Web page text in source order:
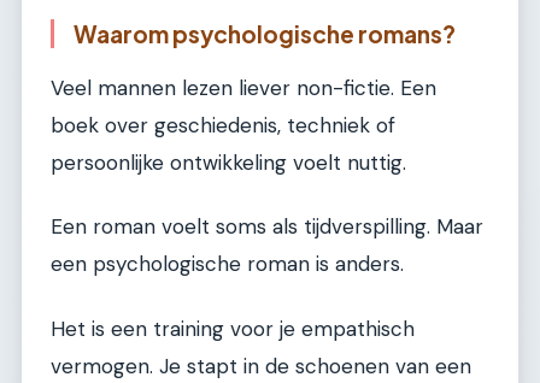
Waarom psychologische romans?
Veel mannen lezen liever non-fictie. Een
boek over geschiedenis, techniek of
persoonlijke ontwikkeling voelt nuttig.
Een roman voelt soms als tijdverspilling. Maar
een psychologische roman is anders.
Het is een training voor je empathisch
vermogen. Je stapt in de schoenen van een